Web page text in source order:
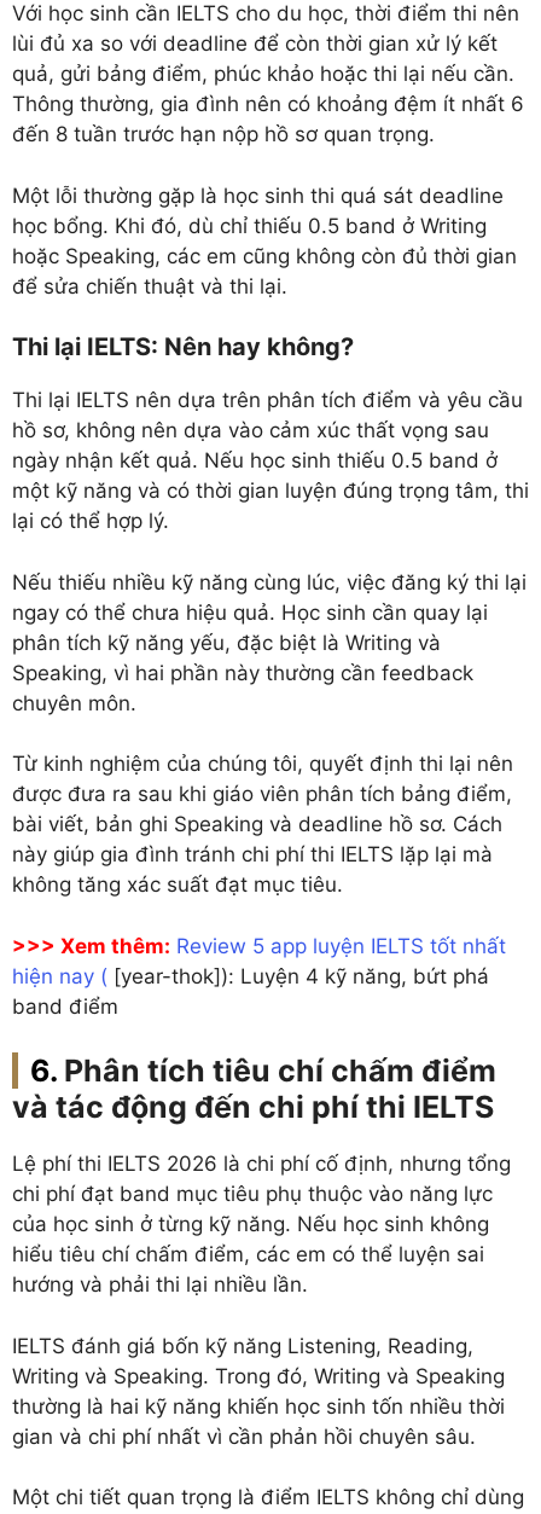
Với học sinh cần IELTS cho du học, thời điểm thi nên
lùi đủ xa so với deadline để còn thời gian xử lý kết
quả, gửi bảng điểm, phúc khảo hoặc thi lại nếu cần.
Thông thường, gia đình nên có khoảng đệm ít nhất 6
đến 8 tuần trước hạn nộp hồ sơ quan trọng.
Một lỗi thường gặp là học sinh thi quá sát deadline
học bổng. Khi đó, dù chỉ thiếu 0.5 band ở Writing
hoặc Speaking, các em cũng không còn đủ thời gian
để sửa chiến thuật và thi lại.
Thi lại IELTS: Nên hay không?
Thi lại IELTS nên dựa trên phân tích điểm và yêu cầu
hồ sơ, không nên dựa vào cảm xúc thất vọng sau
ngày nhận kết quả. Nếu học sinh thiếu 0.5 band ở
một kỹ năng và có thời gian luyện đúng trọng tâm, thi
lại có thể hợp lý.
Nếu thiếu nhiều kỹ năng cùng lúc, việc đăng ký thi lại
ngay có thể chưa hiệu quả. Học sinh cần quay lại
phân tích kỹ năng yếu, đặc biệt là Writing và
Speaking, vì hai phần này thường cần feedback
chuyên môn.
Từ kinh nghiệm của chúng tôi, quyết định thi lại nên
được đưa ra sau khi giáo viên phân tích bảng điểm,
bài viết, bản ghi Speaking và deadline hồ sơ. Cách
này giúp gia đình tránh chi phí thi IELTS lặp lại mà
không tăng xác suất đạt mục tiêu.
>>> Xem thêm: Review 5 app luyện IELTS tốt nhất
hiện nay ( [year-thok]): Luyện 4 kỹ năng, bứt phá
band điểm
Phân tích tiêu chí chấm điểm
và tác động đến chi phí thi IELTS
Lệ phí thi IELTS 2026 là chi phí cố định, nhưng tổng
chi phí đạt band mục tiêu phụ thuộc vào năng lực
của học sinh ở từng kỹ năng. Nếu học sinh không
hiểu tiêu chí chấm điểm, các em có thể luyện sai
hướng và phải thi lại nhiều lần.
IELTS đánh giá bốn kỹ năng Listening, Reading,
Writing và Speaking. Trong đó, Writing và Speaking
thường là hai kỹ năng khiến học sinh tốn nhiều thời
gian và chi phí nhất vì cần phản hồi chuyên sâu.
Một chi tiết quan trọng là điểm IELTS không chỉ dùng